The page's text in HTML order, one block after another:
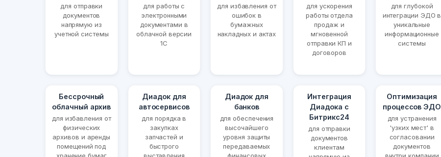
для отправки
документов
напрямую из
учетной системы
для работы с
электронными
документами в
облачной версии
1С
для избавления от
ошибок в
бумажных
накладных и актах
для ускорения
работы отдела
продаж и
мгновенной
отправки КП и
договоров
для глубокой
интеграции ЭДО в
уникальные
информационные
системы
Бессрочный
облачный архив
для избавления от
физических
архивов и аренды
помещений под
Диадок для
автосервисов
для порядка в
закупках
запчастей и
быстрого
Диадок для
банков
для обеспечения
высочайшего
уровня защиты
передаваемых
Интеграция
Диадока с
Битрикс24
для отправки
документов
клиентам
Оптимизация
процессов ЭДО
для устранения
'узких мест' в
согласовании
документов